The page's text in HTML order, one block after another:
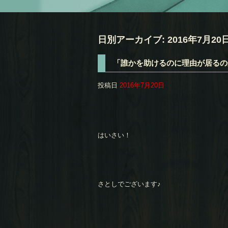
日別アーカイブ: 2016年7月20
「誰かを助けるのに理由が居る
投稿日 2016年7月20日
はいさい！
さとしでございます♪